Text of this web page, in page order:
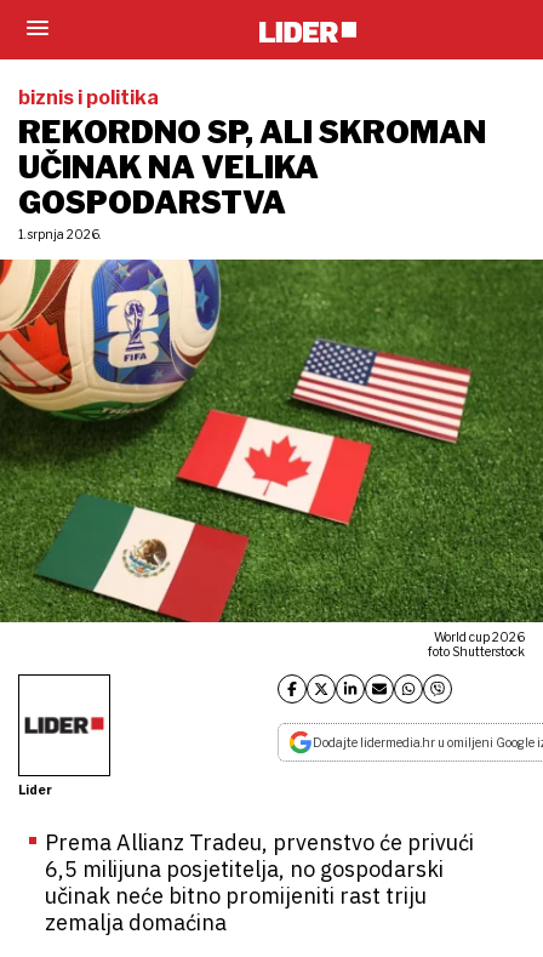
biznis i politika
REKORDNO SP, ALI SKROMAN
UČINAK NA VELIKA
GOSPODARSTVA
1. srpnja 2026.
World cup 2026
foto Shutterstock
Lider
Dodajte lidermedia.hr u omiljeni Google
Prema Allianz Tradeu, prvenstvo će privući
6,5 milijuna posjetitelja, no gospodarski
učinak neće bitno promijeniti rast triju
zemalja domaćina